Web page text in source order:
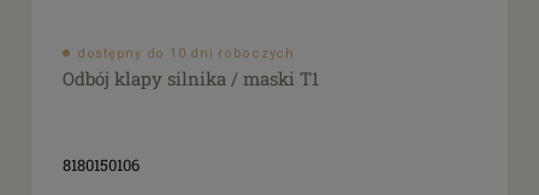
dostępny do 10 dni roboczych
Odbój klapy silnika / maski T1
8180150106